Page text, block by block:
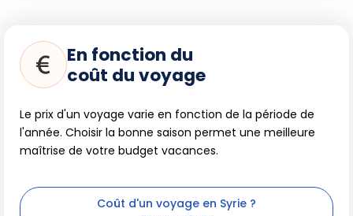
En fonction du
coût du voyage
Le prix d'un voyage varie en fonction de la période de
l'année. Choisir la bonne saison permet une meilleure
maîtrise de votre budget vacances.
Coût d'un voyage en Syrie ?